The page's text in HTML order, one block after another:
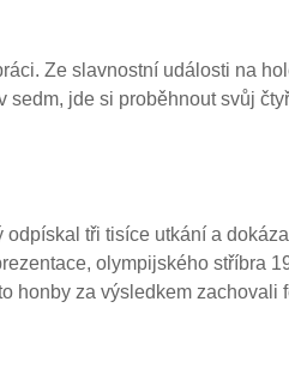
Ze slavnostní události na
jde si proběhnout svůj
tři tisíce utkání a
olympijského stříbra
honby za výsledkem zachovali